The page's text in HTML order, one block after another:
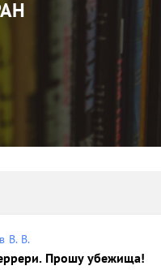
В. В.
Прошу убежища!